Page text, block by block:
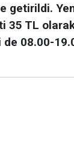
getirildi.
35 TL
08.00-